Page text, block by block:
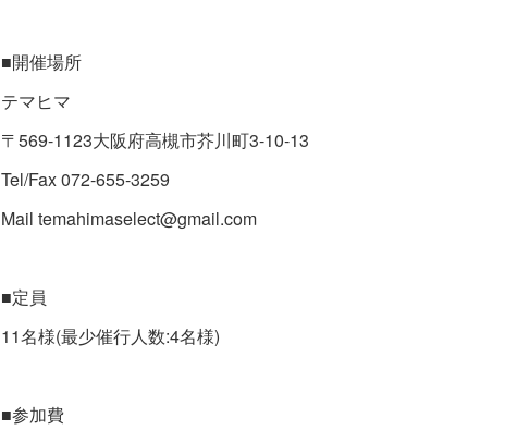
■開催場所
テマヒマ
〒569-1123大阪府高槻市芥川町3-10-13
Tel/Fax 072-655-3259
Mail temahimaselect@gmail.com
■定員
11名様(最少催行人数:4名様)
■参加費